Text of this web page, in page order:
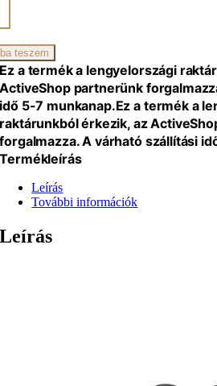
teszem
Ez a termék a lengyelországi
ActiveShop partnerünk
idő 5-7 munkanap.Ez a termék a
raktárunkból érkezik, az
forgalmazza. A várható szállítási
Termékleírás
Leírás
További információk
Leírás